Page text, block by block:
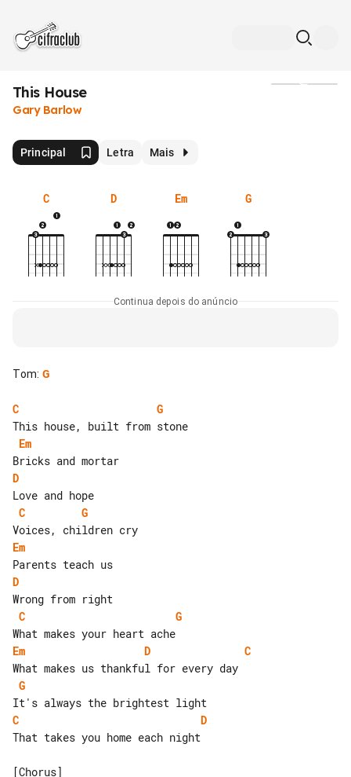
This House
Gary Barlow
Principal Letra Mais
C D Em G
Continua depois do anúncio
Tom: G
C
G
Em
D
C
G
Em
D
C
G
Em
D
C
G
C
D
That takes you home each night